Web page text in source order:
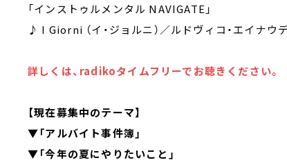
「インストゥルメンタル NAVIGATE」
♪ I Giorni （イ・ジョルニ）／ルドヴィコ・エイナ
詳しくは、radikoタイムフリーでお聴きください。
【現在募集中のテーマ】
▼「アルバイト事件簿」
▼「今年の夏にやりたいこと」